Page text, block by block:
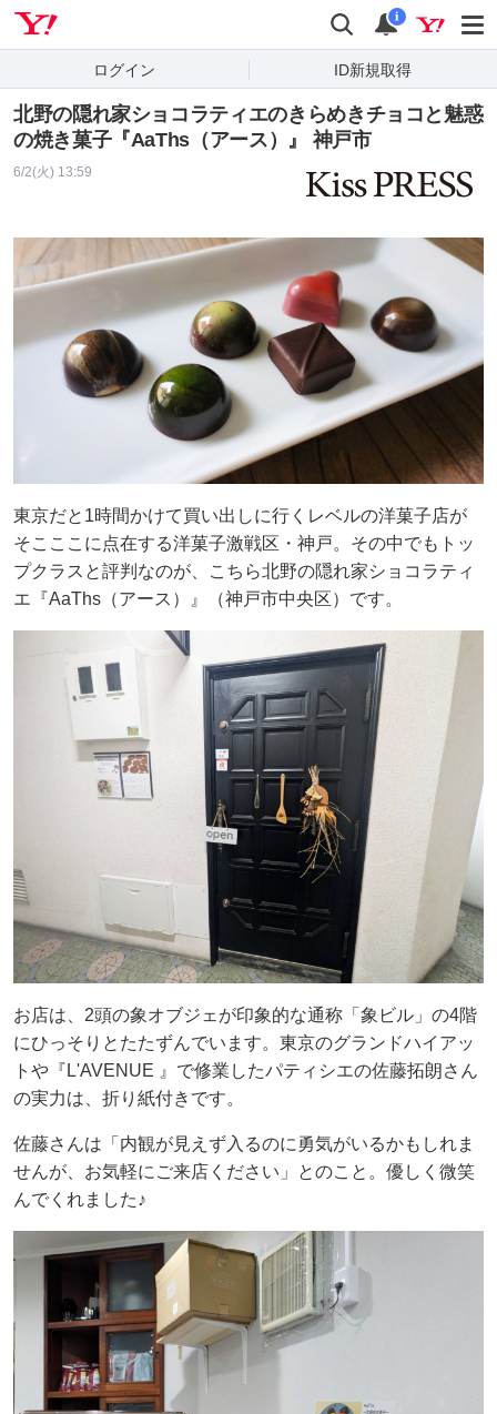
検索 通知
i
ログイン ID新規取得
北野の隠れ家ショコラティエのきらめきチョコと魅惑
の焼き菓子『AaThs（アース）』 神戸市
6/2(火) 13:59
東京だと1時間かけて買い出しに行くレベルの洋菓子店が
そこここに点在する洋菓子激戦区・神戸。その中でもトッ
プクラスと評判なのが、こちら北野の隠れ家ショコラティ
エ『AaThs（アース）』（神戸市中央区）です。
お店は、2頭の象オブジェが印象的な通称「象ビル」の4階
にひっそりとたたずんでいます。東京のグランドハイアッ
トや『L'AVENUE 』で修業したパティシエの佐藤拓朗さん
の実力は、折り紙付きです。
佐藤さんは「内観が見えず入るのに勇気がいるかもしれま
せんが、お気軽にご来店ください」とのこと。優しく微笑
んでくれました♪